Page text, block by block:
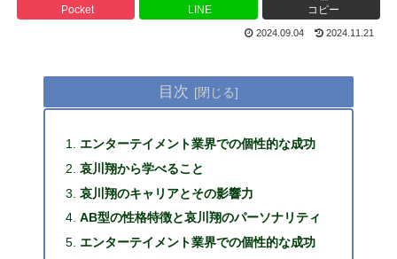
Pocket LINE コピー
2024.09.04 2024.11.21
目次
エンターテイメント業界での個性的な成功
哀川翔から学べること
哀川翔のキャリアとその影響力
AB型の性格特徴と哀川翔のパーソナリティ
エンターテイメント業界での個性的な成功